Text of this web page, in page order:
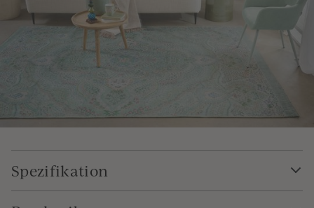
Spezifikation